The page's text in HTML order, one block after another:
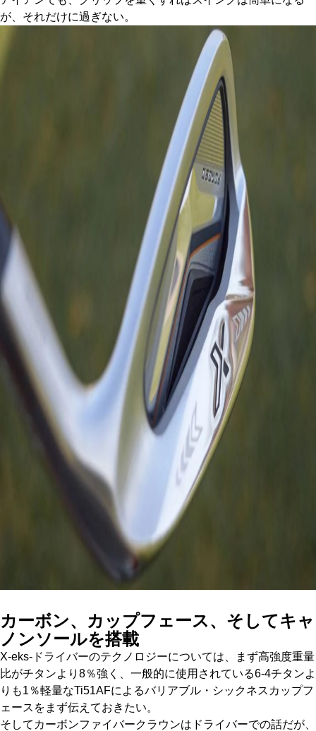
が、それだけに過ぎない。
カーボン、カップフェース、そしてキャ
ノンソールを搭載
X-eks-ドライバーのテクノロジーについては、まず高強度重量
比がチタンより8％強く、一般的に使用されている6-4チタンよ
りも1％軽量なTi51AFによるバリアブル・シックネスカップフ
ェースをまず伝えておきたい。
そしてカーボンファイバークラウンはドライバーでの話だが、